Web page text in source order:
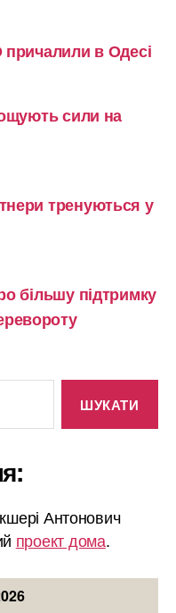
в Одесі
сили на
тренуються у
більшу підтримку
Антонович
проект дома.